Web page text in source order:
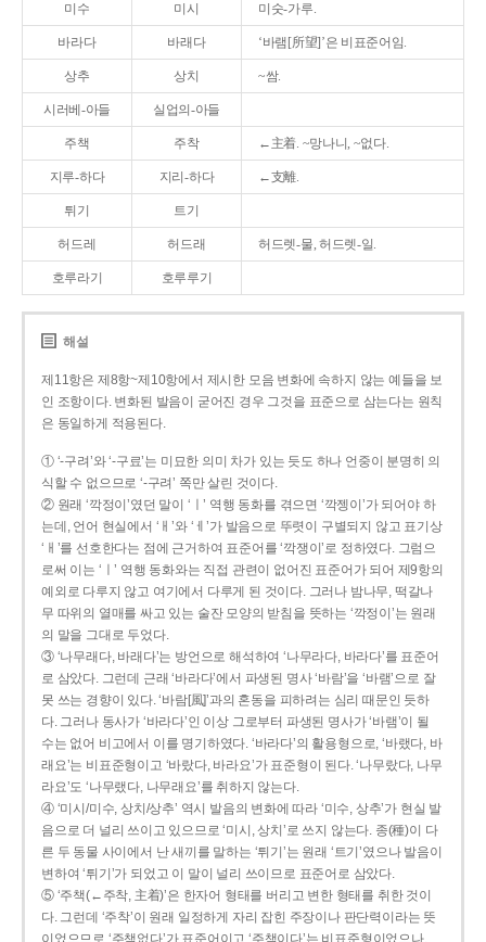
미수 미시 미숫-가루.
바라다 바래다 ‘바램[所望]’은 비표준어임.
상추 상치 ~쌈.
시러베-아들 실업의-아들
주책 주착 ←主着. ~망나니, ~없다.
지루-하다 지리-하다 ←支離.
튀기 트기
허드레 허드래 허드렛-물, 허드렛-일.
호루라기 호루루기
해설
제11항은 제8항~제10항에서 제시한 모음 변화에 속하지 않는 예들을 보
인 조항이다. 변화된 발음이 굳어진 경우 그것을 표준으로 삼는다는 원칙
은 동일하게 적용된다.
① ‘-구려’와 ‘-구료’는 미묘한 의미 차가 있는 듯도 하나 언중이 분명히 의
식할 수 없으므로 ‘-구려’ 쪽만 살린 것이다.
② 원래 ‘깍정이’였던 말이 ‘ㅣ’ 역행 동화를 겪으면 ‘깍젱이’가 되어야 하
는데, 언어 현실에서 ‘ㅐ’와 ‘ㅔ’가 발음으로 뚜렷이 구별되지 않고 표기상
‘ㅐ’를 선호한다는 점에 근거하여 표준어를 ‘깍쟁이’로 정하였다. 그럼으
로써 이는 ‘ㅣ’ 역행 동화와는 직접 관련이 없어진 표준어가 되어 제9항의
예외로 다루지 않고 여기에서 다루게 된 것이다. 그러나 밤나무, 떡갈나
무 따위의 열매를 싸고 있는 술잔 모양의 받침을 뜻하는 ‘깍정이’는 원래
의 말을 그대로 두었다.
③ ‘나무래다, 바래다’는 방언으로 해석하여 ‘나무라다, 바라다’를 표준어
로 삼았다. 그런데 근래 ‘바라다’에서 파생된 명사 ‘바람’을 ‘바램’으로 잘
못 쓰는 경향이 있다. ‘바람[風]’과의 혼동을 피하려는 심리 때문인 듯하
다. 그러나 동사가 ‘바라다’인 이상 그로부터 파생된 명사가 ‘바램’이 될
수는 없어 비고에서 이를 명기하였다. ‘바라다’의 활용형으로, ‘바랬다, 바
래요’는 비표준형이고 ‘바랐다, 바라요’가 표준형이 된다. ‘나무랐다, 나무
라요’도 ‘나무랬다, 나무래요’를 취하지 않는다.
④ ‘미시/미수, 상치/상추’ 역시 발음의 변화에 따라 ‘미수, 상추’가 현실 발
음으로 더 널리 쓰이고 있으므로 ‘미시, 상치’로 쓰지 않는다. 종(種)이 다
른 두 동물 사이에서 난 새끼를 말하는 ‘튀기’는 원래 ‘트기’였으나 발음이
변하여 ‘튀기’가 되었고 이 말이 널리 쓰이므로 표준어로 삼았다.
⑤ ‘주책(←주착, 主着)’은 한자어 형태를 버리고 변한 형태를 취한 것이
다. 그런데 ‘주착’이 원래 일정하게 자리 잡힌 주장이나 판단력이라는 뜻
이었으므로 ‘주책없다’가 표준어이고 ‘주책이다’는 비표준형이었으나,